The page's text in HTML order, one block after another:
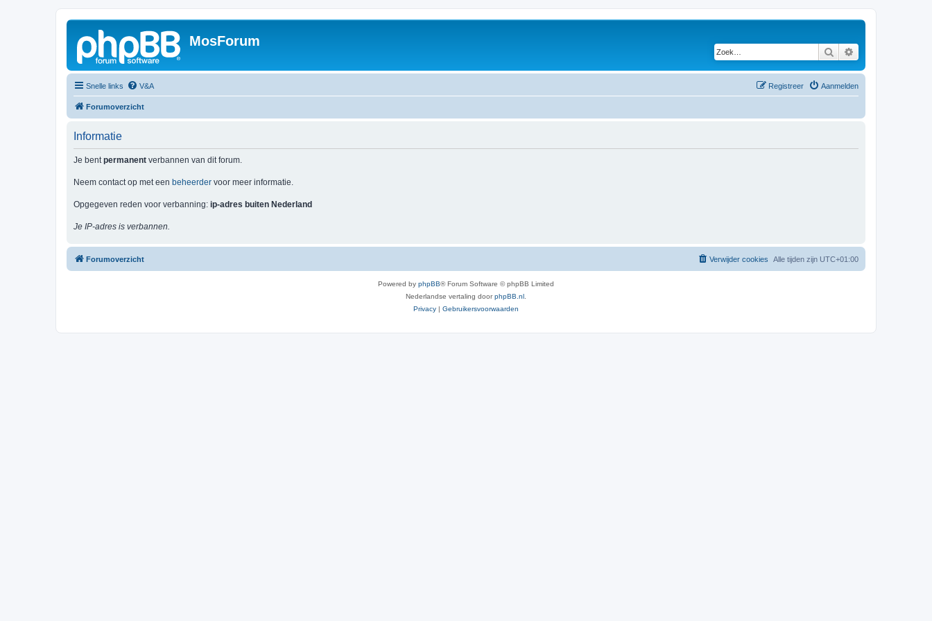
MosForum
Zoek
Snelle links V&A Aanmelden
Registreer
Forumoverzicht
Informatie
Je bentpermanent verbannen van dit forum.
Neem contact op met een beheerder voor meer informatie.
Opgegeven reden voor verbanning: ip-adres buiten Nederland
Je IP-adres is verbannen.
Forumoverzicht Alle tijden zijn UTC+01:00
Verwijder cookies
Powered by phpBB® Forum Software © phpBB Limited
Nederlandse vertaling doorphpBB.nl
Privacy | Gebruikersvoorwaarden